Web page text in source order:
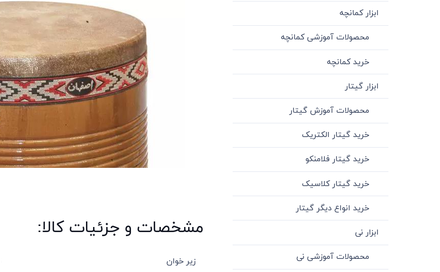
مشخصات و جزئیات کالا:
زیر خوان
ابزار کمانچه
محصولات آموزشی کمانچه
خرید کمانچه
ابزار گیتار
محصولات آموزش گیتار
خرید گیتار الکتریک
خرید گیتار فلامنکو
خرید گیتار کلاسیک
خرید انواع دیگر گیتار
ابزار نی
محصولات آموزشی نی